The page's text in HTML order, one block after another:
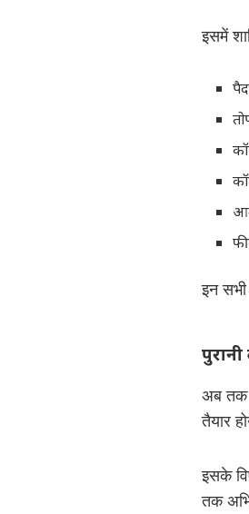
इसमें
इन
अब तक
तैयार
इसके
तक